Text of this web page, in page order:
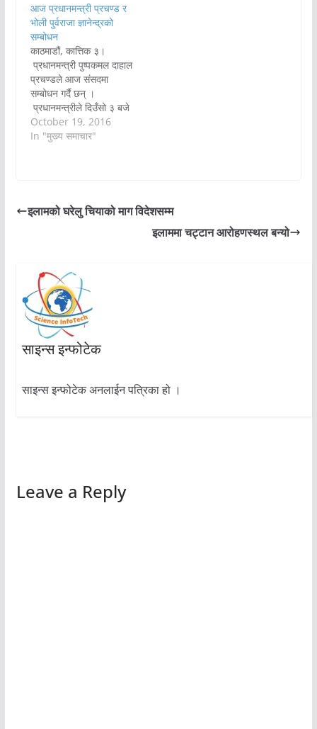
आज प्रधानमन्त्री प्रचण्ड र
भोली पुर्वराजा ज्ञानेन्द्रको
सम्बोधन
काठमाडौं, कात्तिक ३।
प्रधानमन्त्री पुष्पकमल दाहाल
प्रचण्डले आज संसदमा
सम्बोधन गर्दै छन् ।
प्रधानमन्त्रीले दिउँसो ३ बजे
बस्ने संसदको बैठकमा सम्बोधन
गर्ने कार्यसूची रहेको सभामुख
कामकारबाही र आफ्नो गोवा
भ्रमणबारे संसदमा जानकारी
October 19, 2016
In "मुख्य समाचार"
इलामको घरेलु चियाको माग विदेशसम्म
इलाममा चट्टान आरोहणस्थल बन्यो
साइन्स इन्फोटेक
साइन्स इन्फोटेक अनलाईन पत्रिका हो ।
Leave a Reply